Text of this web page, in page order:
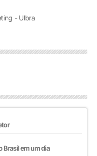
- Ulbra
Brasil em um dia